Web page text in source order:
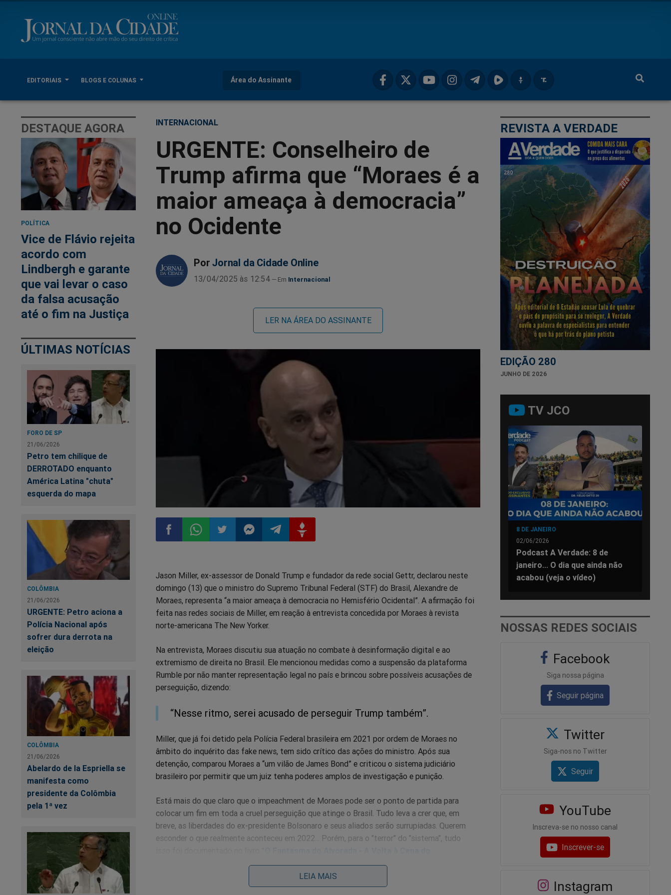
EDITORIAIS BLOGS E COLUNAS Área do Assinante
DESTAQUE AGORA
POLÍTICA
Vice de Flávio rejeita
acordo com
Lindbergh e garante
que vai levar o caso
da falsa acusação
até o fim na Justiça
ÚLTIMAS NOTÍCIAS
FORO DE SP
21/06/2026
Petro tem chilique de
DERROTADO enquanto
América Latina "chuta"
esquerda do mapa
COLÔMBIA
21/06/2026
URGENTE: Petro aciona a
Polícia Nacional após
sofrer dura derrota na
eleição
COLÔMBIA
21/06/2026
Abelardo de la Espriella se
manifesta como
presidente da Colômbia
pela 1ª vez
INTERNACIONAL
URGENTE: Conselheiro de
Trump afirma que “Moraes é a
maior ameaça à democracia”
no Ocidente
Por Jornal da Cidade Online
13/04/2025 às 12:54 Internacional
LER NA ÁREA DO ASSINANTE
no
Facebook
no
Whatsapp
no
Twitter
no
Messenger
no
Telegram
no
Gettr
Jason Miller, ex-assessor de Donald Trump e fundador da rede social Gettr, declarou neste
domingo (13) que o ministro do Supremo Tribunal Federal (STF) do Brasil, Alexandre de
Moraes, representa “a maior ameaça à democracia no Hemisfério Ocidental”. A afirmação foi
feita nas redes sociais de Miller, em reação à entrevista concedida por Moraes à revista
norte-americana The New Yorker.​
Na entrevista, Moraes discutiu sua atuação no combate à desinformação digital e ao
extremismo de direita no Brasil. Ele mencionou medidas como a suspensão da plataforma
Rumble por não manter representação legal no país e brincou sobre possíveis acusações de
perseguição, dizendo:
“Nesse ritmo, serei acusado de perseguir Trump também”.
Miller, que já foi detido pela Polícia Federal brasileira em 2021 por ordem de Moraes no
âmbito do inquérito das fake news, tem sido crítico das ações do ministro. Após sua
detenção, comparou Moraes a “um vilão de James Bond” e criticou o sistema judiciário
brasileiro por permitir que um juiz tenha poderes amplos de investigação e punição. ​
Está mais do que claro que o impeachment de Moraes pode ser o ponto de partida para
colocar um fim em toda a cruel perseguição que atinge o Brasil. Tudo leva a crer que, em
breve, as liberdades do ex-presidente Bolsonaro e seus aliados serão surrupiadas. Querem
esconder o que realmente aconteceu em 2022... Porém, para o "terror" do "sistema", tudo
no Brasil.
O livro, que na verdade é um "documento", já se transformou em um arquivo histórico, devido
LEIA MAIS
REVISTA A VERDADE
EDIÇÃO 280
JUNHO DE 2026
TV JCO
8 DE JANEIRO
02/06/2026
Podcast A Verdade: 8 de
janeiro... O dia que ainda não
acabou (veja o vídeo)
NOSSAS REDES SOCIAIS
Facebook
Siga nossa página
Seguir página
Twitter
Siga-nos no Twitter
Seguir
YouTube
Inscreva-se no nosso canal
Inscrever-se
Instagram